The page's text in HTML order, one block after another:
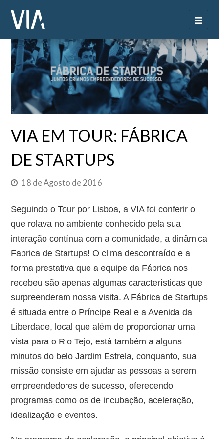
VIA EM TOUR: FÁBRICA
DE STARTUPS
18 de Agosto de 2016
Seguindo o Tour por Lisboa, a VIA foi conferir o
que rolava no ambiente conhecido pela sua
interação contínua com a comunidade, a dinâmica
Fabrica de Startups! O clima descontraído e a
forma prestativa que a equipe da Fábrica nos
recebeu são apenas algumas características que
surpreenderam nossa visita. A Fábrica de Startups
é situada entre o Príncipe Real e a Avenida da
Liberdade, local que além de proporcionar uma
vista para o Rio Tejo, está também a alguns
minutos do belo Jardim Estrela, conquanto, sua
missão consiste em ajudar as pessoas a serem
empreendedores de sucesso, oferecendo
programas como os de incubação, aceleração,
idealização e eventos.